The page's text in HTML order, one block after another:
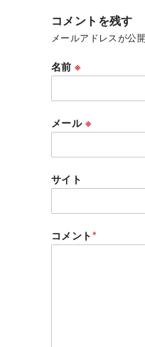
コメントを残す
メールアドレスが公
名前※
メール ※
サイト
コメント*